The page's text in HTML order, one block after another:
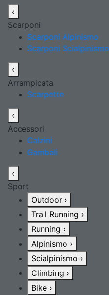
‹
Scarponi
Scarponi Alpinismo
Scarponi Scialpinismo
‹
Arrampicata
Scarpette
‹
Accessori
Calzini
Gambali
‹
Sport
Outdoor ›
Trail Running ›
Running ›
Alpinismo ›
Scialpinismo ›
Climbing ›
Bike ›